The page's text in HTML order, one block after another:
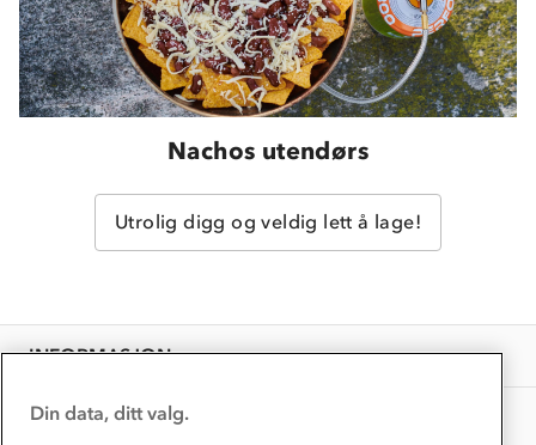
Nachos utendørs
Utrolig digg og veldig lett å lage!
INFORMASJON
Kundeservice
Kontakt oss
Konkurransevinnere
Kundeklubb
Våre butikker
Presse
OM OSS
Klima og miljø
Etisk handel
Dyreetikk
1% til samfunnet
Inkludering
Materialer
Samarbeide med oss?
Trelagsprinsippet barn
Alt du trenger til Norgesferien
Dette trenger du til barnehagen
Hvordan velge riktig turtøy?
Store størrelser
Turmat oppskrifter
Norgesferie 🇳🇴
Overnatte utendørs⛺
Leirskole 🥾
Din data, ditt valg.